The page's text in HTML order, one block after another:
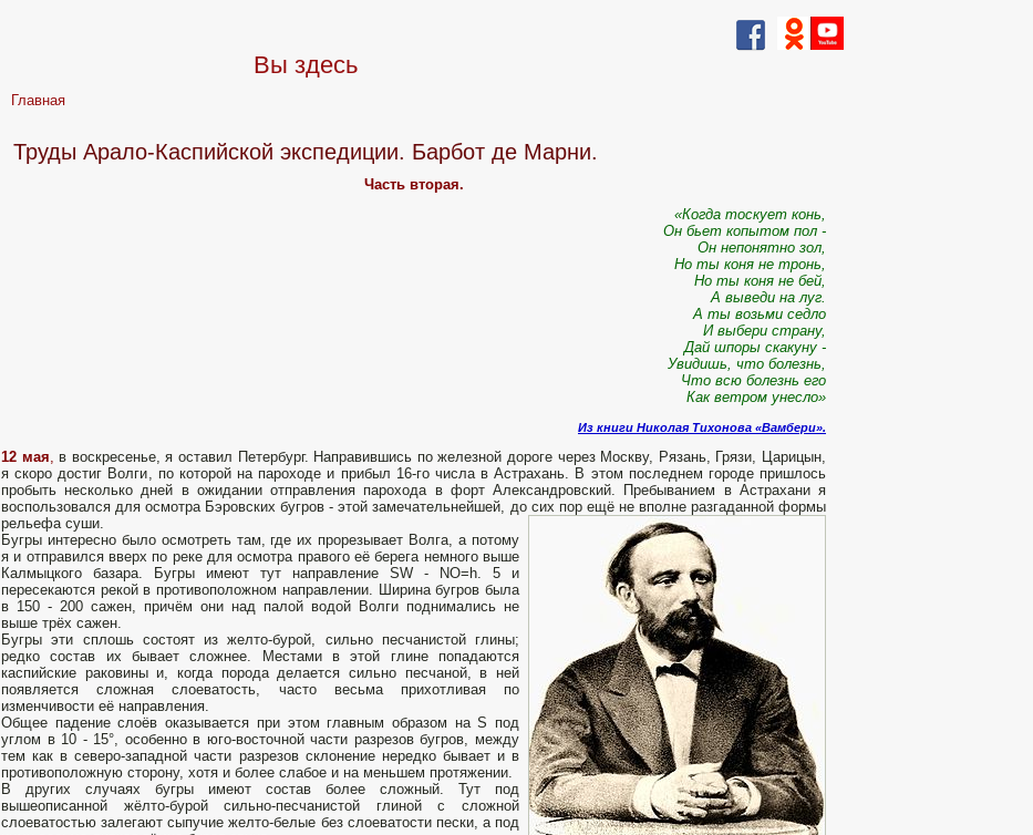
Вы здесь
Главная
Труды Арало-Каспийской экспедиции. Барбот де Марни.
Часть вторая.
«Когда тоскует конь,
Он бьет копытом пол -
Он непонятно зол,
Но ты коня не тронь,
Но ты коня не бей,
А выведи на луг.
А ты возьми седло
И выбери страну,
Дай шпоры скакуну -
Увидишь, что болезнь,
Что всю болезнь его
Как ветром унесло»
Из книги Николая Тихонова «Вамбери».
12 мая, в воскресенье, я оставил Петербург. Направившись по железной дороге через Москву, Рязань, Грязи, Царицын,
я скоро достиг Волги, по которой на пароходе и прибыл 16-го числа в Астрахань. В этом последнем городе пришлось
пробыть несколько дней в ожидании отправления парохода в форт Александровский. Пребыванием в Астрахани я
воспользовался для осмотра Бэровских бугров - этой замечательнейшей, до сих пор ещё не вполне разгаданной формы
рельефа суши.
Бугры интересно было осмотреть там, где их прорезывает Волга, а потому
я и отправился вверх по реке для осмотра правого её берега немного выше
Калмыцкого базара. Бугры имеют тут направление SW - NO=h. 5 и
пересекаются рекой в противоположном направлении. Ширина бугров была
в 150 - 200 сажен, причём они над палой водой Волги поднимались не
выше трёх сажен.
Бугры эти сплошь состоят из желто-бурой, сильно песчанистой глины;
редко состав их бывает сложнее. Местами в этой глине попадаются
каспийские раковины и, когда порода делается сильно песчаной, в ней
появляется сложная слоеватость, часто весьма прихотливая по
изменчивости её направления.
Общее падение слоёв оказывается при этом главным образом на S под
углом в 10 - 15°, особенно в юго-восточной части разрезов бугров, между
тем как в северо-западной части разрезов склонение нередко бывает и в
противоположную сторону, хотя и более слабое и на меньшем протяжении.
В других случаях бугры имеют состав более сложный. Тут под
вышеописанной жёлто-бурой сильно-песчанистой глиной с сложной
слоеватостью залегают сыпучие желто-белые без слоеватости пески, а под